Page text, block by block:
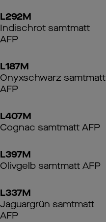
L292M
Indischrot samtmatt
AFP
L187M
Onyxschwarz samtmatt
AFP
L407M
Cognac samtmatt AFP
L397M
Olivgelb samtmatt AFP
L337M
Jaguargrün samtmatt
AFP